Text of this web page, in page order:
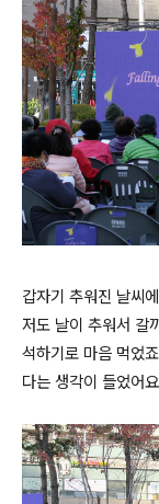
갑자기 추워진 날씨
저도 날이 추워서 갈
석하기로 마음 먹었
다는 생각이 들었어